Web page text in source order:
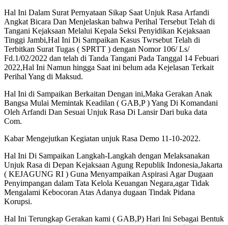
Hal Ini Dalam Surat Pernyataan Sikap Saat Unjuk Rasa Arfandi
Angkat Bicara Dan Menjelaskan bahwa Perihal Tersebut Telah di
Tangani Kejaksaan Melalui Kepala Seksi Penyidikan Kejaksaan
Tinggi Jambi,Hal Ini Di Sampaikan Kasus Twrsebut Telah di
Terbitkan Surat Tugas ( SPRTT ) dengan Nomor 106/ Ls/
Fd.1/02/2022 dan telah di Tanda Tangani Pada Tanggal 14 Febuari
2022,Hal Ini Namun hingga Saat ini belum ada Kejelasan Terkait
Perihal Yang di Maksud.
Hal Ini di Sampaikan Berkaitan Dengan ini,Maka Gerakan Anak
Bangsa Mulai Memintak Keadilan ( GAB,P ) Yang Di Komandani
Oleh Arfandi Dan Sesuai Unjuk Rasa Di Lansir Dari buka data
Com.
Kabar Mengejutkan Kegiatan unjuk Rasa Demo 11-10-2022.
Hal Ini Di Sampaikan Langkah-Langkah dengan Melaksanakan
Unjuk Rasa di Depan Kejaksaan Agung Republik Indonesia,Jakarta
( KEJAGUNG RI ) Guna Menyampaikan Aspirasi Agar Dugaan
Penyimpangan dalam Tata Kelola Keuangan Negara,agar Tidak
Mengalami Kebocoran Atas Adanya dugaan Tindak Pidana
Korupsi.
Hal Ini Terungkap Gerakan kami ( GAB,P) Hari Ini Sebagai Bentuk